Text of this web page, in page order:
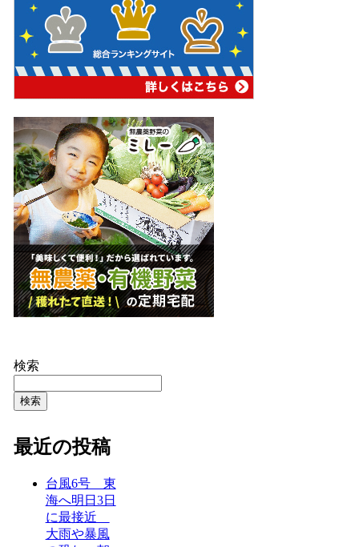
検索
検索
最近の投稿
台風6号 東
海へ明日3日
に最接近
大雨や暴風